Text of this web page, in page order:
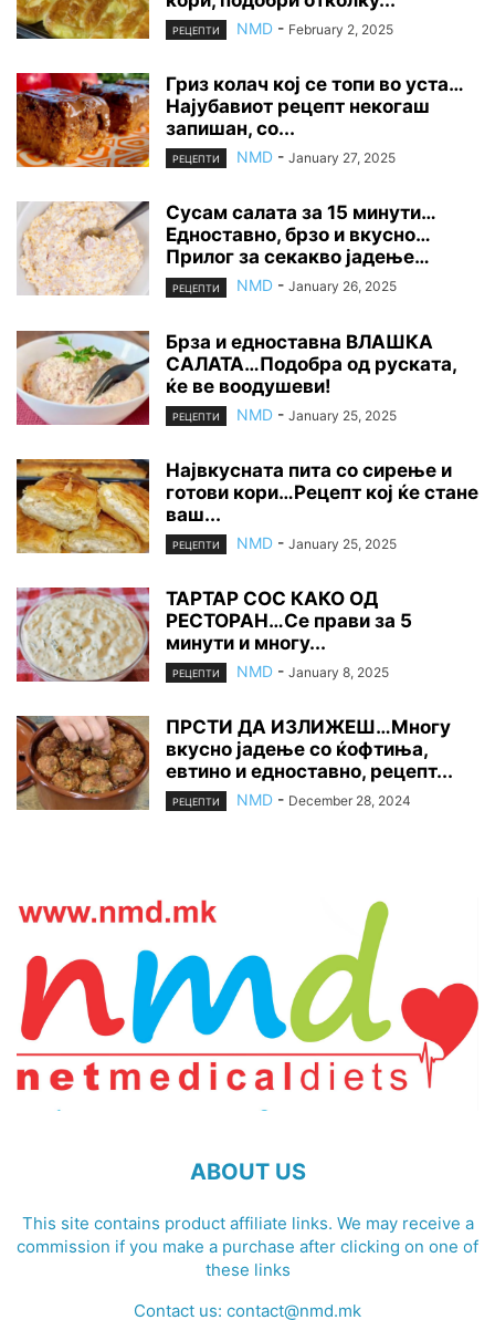
РЕЦЕПТИ NMD - February 2, 2025
Гриз колач кој се топи во уста…
Најубавиот рецепт некогаш
запишан, со...
РЕЦЕПТИ NMD - January 27, 2025
Сусам салата за 15 минути…
Едноставно, брзо и вкусно…
Прилог за секакво јадење…
РЕЦЕПТИ NMD - January 26, 2025
Брза и едноставна ВЛАШКА
САЛАТА…Подобра од руската,
ќе ве воодушеви!
РЕЦЕПТИ NMD - January 25, 2025
Највкусната пита со сирење и
готови кори…Рецепт кој ќе стане
ваш...
РЕЦЕПТИ NMD - January 25, 2025
ТАРТАР СОС КАКО ОД
РЕСТОРАН…Се прави за 5
минути и многу...
РЕЦЕПТИ NMD - January 8, 2025
ПРСТИ ДА ИЗЛИЖЕШ…Многу
вкусно јадење со ќофтиња,
евтино и едноставно, рецепт...
РЕЦЕПТИ NMD - December 28, 2024
ABOUT US
This site contains product affiliate links. We may receive a
commission if you make a purchase after clicking on one of
these links
Contact us: contact@nmd.mk